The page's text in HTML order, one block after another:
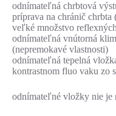
odnímateľná chrbtová
príprava na chránič chrbta
veľké množstvo
odnímateľná vnútorná
(nepremokavé vlastnosti)
odnímateľná tepelná
kontrastnom fluo vaku zo
odnímateľné vložky nie je